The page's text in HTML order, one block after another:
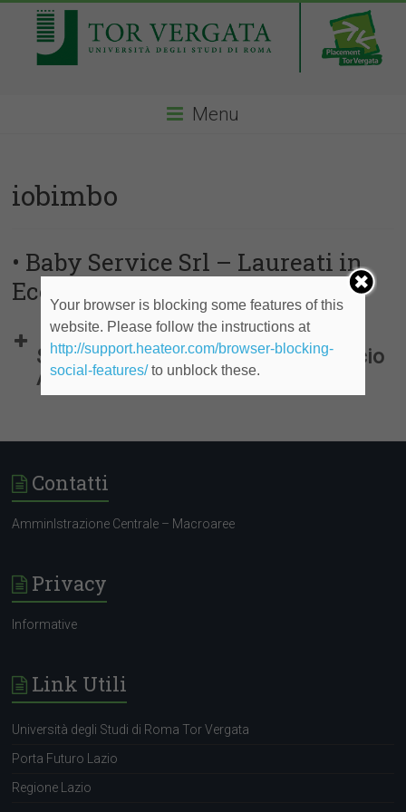
Menu
iobimbo
• Baby Service Srl – Laureati in
Economia
Stage Amministrazione e Stage Ufficio
Acquisti
Contatti
AmminIstrazione Centrale – Macroaree
Privacy
Informative
Link Utili
Università degli Studi di Roma Tor Vergata
Porta Futuro Lazio
Regione Lazio
Your browser is blocking some features of this
website. Please follow the instructions at
http://support.heateor.com/browser-blocking-
social-features/to unblock these.